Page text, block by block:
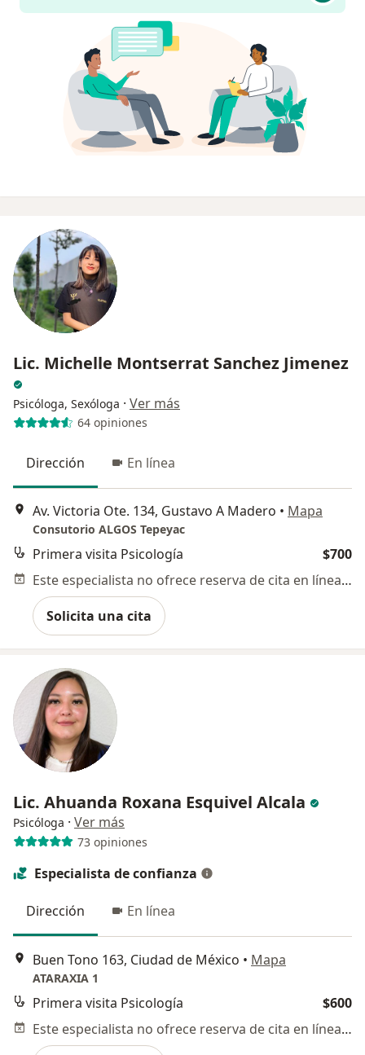
Lic. Michelle Montserrat Sanchez Jimenez
Psicóloga, Sexóloga · Ver más
64 opiniones
Dirección En línea
Av. Victoria Ote. 134, Gustavo A Madero • Mapa
Consutorio ALGOS Tepeyac
Primera visita Psicología
$700
Este especialista no ofrece reserva de cita en línea en esta dirección.
Solicita una cita
Lic. Ahuanda Roxana Esquivel Alcala
Psicóloga · Ver más
73 opiniones
Especialista de confianza
Dirección En línea
Buen Tono 163, Ciudad de México • Mapa
ATARAXIA 1
Primera visita Psicología
$600
Este especialista no ofrece reserva de cita en línea en esta dirección.